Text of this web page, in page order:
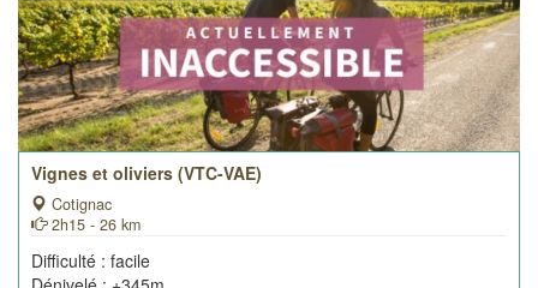
Vignes et oliviers (VTC-VAE)
Cotignac
2h15 - 26 km
Difficulté : facile